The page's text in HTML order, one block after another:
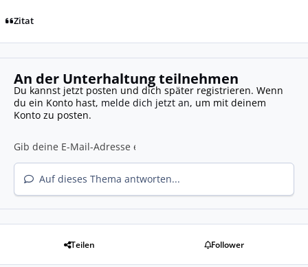
Zitat
An der Unterhaltung teilnehmen
Du kannst jetzt posten und dich später registrieren. Wenn
du ein Konto hast, melde dich jetzt an, um mit deinem
Konto zu posten.
Auf dieses Thema antworten...
Teilen Follower